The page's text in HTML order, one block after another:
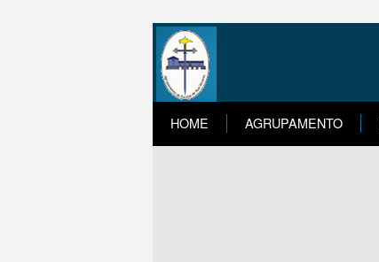
HOME AGRUPAMENTO